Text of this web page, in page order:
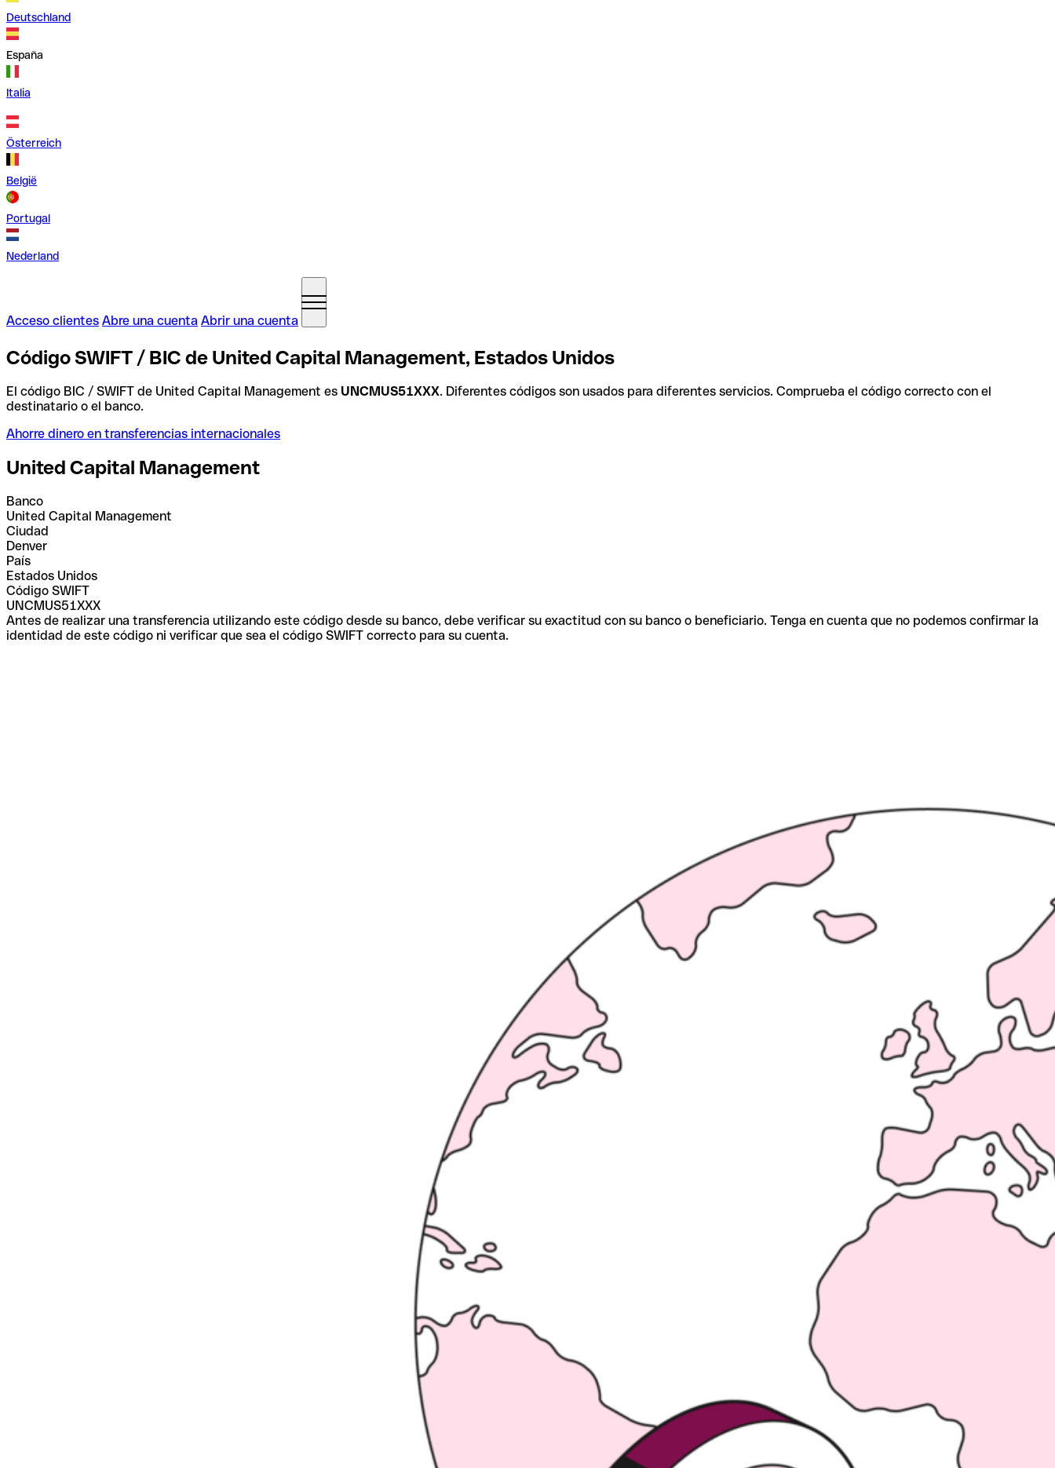
Deutschland
España
Italia
Österreich
België
Portugal
Nederland
Acceso clientes Abre una cuenta Abrir una cuenta
Código SWIFT / BIC de United Capital Management, Estados Unidos
El código BIC / SWIFT de United Capital Management es UNCMUS51XXX. Diferentes códigos son usados para diferentes servicios. Comprueba el código correcto con el
destinatario o el banco.
Ahorre dinero en transferencias internacionales
United Capital Management
Banco
United Capital Management
Ciudad
Denver
País
Estados Unidos
Código SWIFT
UNCMUS51XXX
Antes de realizar una transferencia utilizando este código desde su banco, debe verificar su exactitud con su banco o beneficiario. Tenga en cuenta que no podemos confirmar la
identidad de este código ni verificar que sea el código SWIFT correcto para su cuenta.